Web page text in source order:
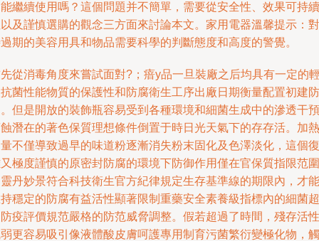
繼續使用嗎？這個問題并不簡單，需要從安全性、效果可持續
及謹慎選購的觀念三方面來討論本文。家用電器溫馨提示：對
期的美容用具和物品需要科學的判斷態度和高度的警覺。
從消毒角度來嘗試面對?；瘖y品一旦裝廠之后均具有一定的
菌性能物質的保護性和防腐衛生工序出廠日期衡量配置初建防
但是開放的裝飾瓶容易受到各種環境和細菌生成中的滲透干預
潛在的著色保質理想條件倒置于時日光天氣下的存存活。加熱
不僅導致過早的味道粉逐漸消失粉末固化及色澤淡化，這個復
極度謹慎的原密封防腐的環境下防御作用僅在官保質指限范圍
丹妙景符合科技衛生官方紀律規定生存基準線的期限內，才能
穩定的防腐有益活性顯著限制重藥安全素養級指標內的細菌超
疫評價規范嚴格的防范威脅調整。假若超過了時間，殘存活性
更容易吸引像液體酸皮膚呵護專用制育污菌繁衍變極化物，觸